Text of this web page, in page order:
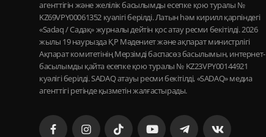
агенттігін және желілік басылымды есепке қою туралы №
KZ69VPY00061352 куәлігі берілді. Латын һәм кирилл қарпіндегі
«Sadaq / Садақ» журналы дейтін қос атау ресми бекітілді. 2026
жылы 19 наурызда ҚР Мәдениет және ақпарат министрлігі
Ақпарат комитетінің Мерзімді баспасөз басылымын, интернет-
басылымды қайта есепке қою туралы № KZ23VPY00144921
куәлігі берілді. SADAQ атауы ресми бекітілді, «SADAQ» медиа
агенттігі ретінде қызметін жалғастырады.